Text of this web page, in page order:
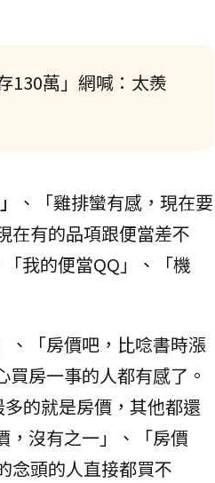
130萬」網喊：太羨
、「雞排蠻有感，現在要
在有的品項跟便當差不
「我的便當QQ」、「機
、「房價吧，比唸書時漲
房一事的人都有感了。
多的就是房價，其他都還
，沒有之一」、「房價
念頭的人直接都買不